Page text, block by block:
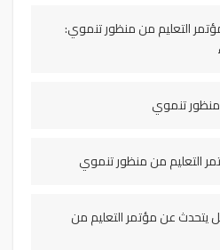
التعليم من منظور تنموي:
منظور تنموي
التعليم من منظور تنموي
يتحدث عن مؤتمر التعليم من